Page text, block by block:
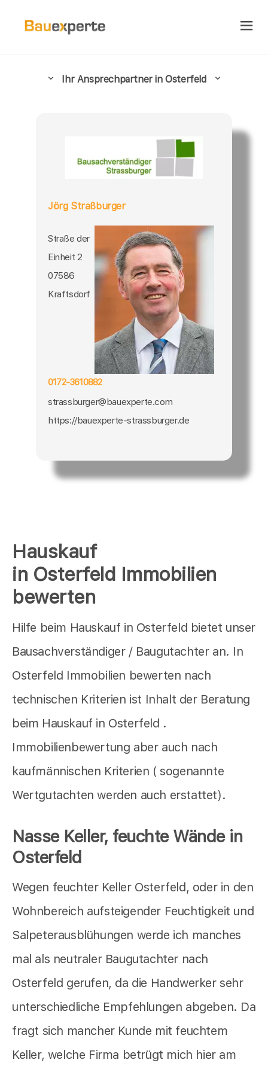
Hauskauf
in Osterfeld Immobilien
bewerten
Hilfe beim Hauskauf in Osterfeld bietet unser
Bausachverständiger / Baugutachter an. In
Osterfeld Immobilien bewerten nach
technischen Kriterien ist Inhalt der Beratung
beim Hauskauf in Osterfeld .
Immobilienbewertung aber auch nach
kaufmännischen Kriterien ( sogenannte
Wertgutachten werden auch erstattet).
Nasse Keller, feuchte Wände in
Osterfeld
Wegen feuchter Keller Osterfeld, oder in den
Wohnbereich aufsteigender Feuchtigkeit und
Salpeterausblühungen werde ich manches
mal als neutraler Baugutachter nach
Osterfeld gerufen, da die Handwerker sehr
unterschiedliche Empfehlungen abgeben. Da
fragt sich mancher Kunde mit feuchtem
Keller, welche Firma betrügt mich hier am
Ihr Ansprechpartner in Osterfeld
Jörg Straßburger
Straße der
Einheit 2
07586
Kraftsdorf
0172-3610882
strassburger@bauexperte.com
https://bauexperte-strassburger.de